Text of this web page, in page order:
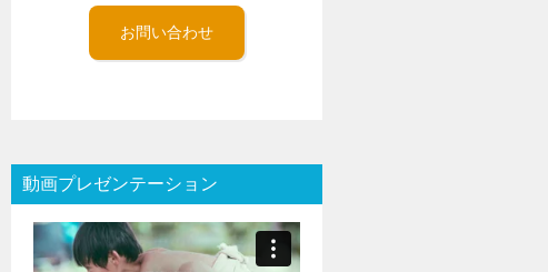
お問い合わせ
動画プレゼンテーション